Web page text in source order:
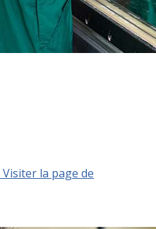
Visiter la page de